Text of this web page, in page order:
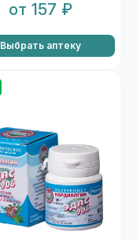
от 157 ₽
Выбрать аптеку